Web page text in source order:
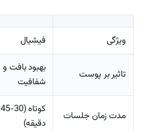
ویژگی فیشیال
تاثیر بر پوست
بهبود بافت و
شفافیت
مدت زمان جلسات
کوتاه (30-45
دقیقه)